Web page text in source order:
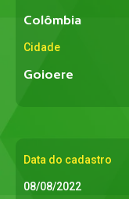
Colômbia
Cidade
Goioere
Data do cadastro
08/08/2022